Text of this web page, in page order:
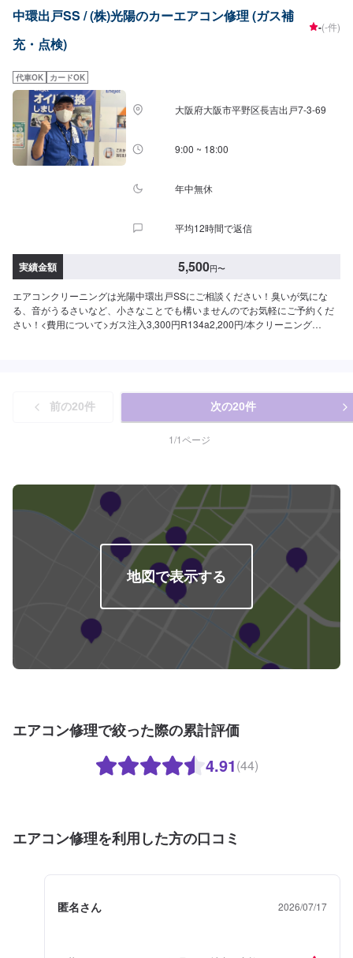
中環出戸SS / (株)光陽のカーエアコン修理 (ガス補
充・点検)
-(-件)
代車OK カードOK
大阪府大阪市平野区長吉出戸7-3-69
9:00 ~ 18:00
年中無休
平均12時間で返信
実績金額 5,500円〜
エアコンクリーニングは光陽中環出戸SSにご相談ください！臭いが気にな
る、音がうるさいなど、小さなことでも構いませんのでお気軽にご予約くだ
さい！<費用について>ガス注入3,300円R134a2,200円/本クリーニング
前の20件 次の20件
1/1ページ
地図で表示する
エアコン修理で絞った際の累計評価
4.91(44)
エアコン修理を利用した方の口コミ
匿名さん 2026/07/17